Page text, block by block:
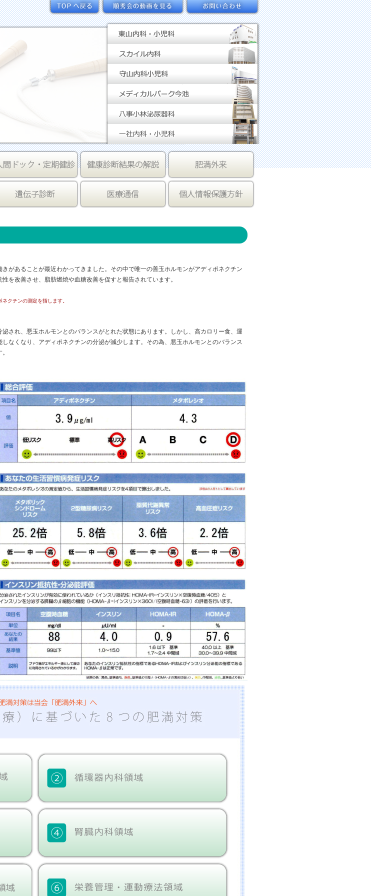
があることが最近わかってきました。その中で唯一の善玉ホルモンがアディポネクチン
を改善させ、脂肪燃焼や血糖改善を促すと報告されています。
クチンの測定を指します。
され、悪玉ホルモンとのバランスがとれた状態にあります。しかし、高カロリー食、運
なくなり、アディポネクチンの分泌が減少します。その為、悪玉ホルモンとのバランス